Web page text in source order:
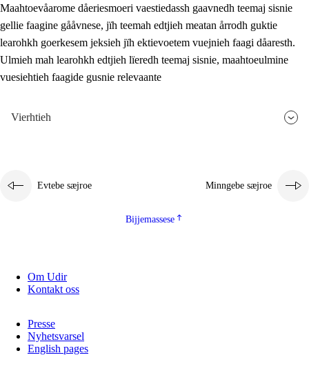
2.5 Dåaresthfaageles teemah
2.5.2 Demokratije jïh meatanårrojevoete
2.5.3 Monnehke evtiedimmie
Maahtoevåarome dåeriesmoeri vaestiedassh gaavnedh teemaj sisnie
gellie faagine gååvnese, jïh teemah edtjieh meatan årrodh guktie
learohkh goerkesem jeksieh jïh ektievoetem vuejnieh faagi dåaresth.
Ulmieh mah learohkh edtjieh lïeredh teemaj sisnie, maahtoeulmine
vuesiehtieh faagide gusnie relevaante
Vierhtieh
Evtebe sæjroe Minngebe sæjroe
Bijjemassese
Om Udir
Kontakt oss
Presse
Nyhetsvarsel
English pages